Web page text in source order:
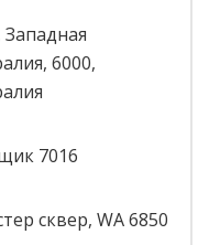
6000,
7016
сквер, WA 6850